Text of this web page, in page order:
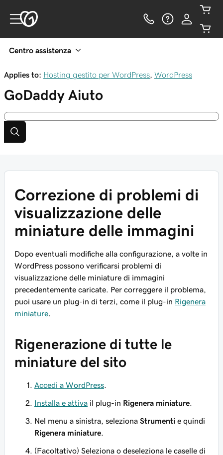
Centro assistenza
Applies to: Hosting gestito per WordPress WordPress
GoDaddy Aiuto
Correzione di problemi di
visualizzazione delle
miniature delle immagini
Dopo eventuali modifiche alla configurazione, a volte in
WordPress possono verificarsi problemi di
visualizzazione delle miniature di immagini
precedentemente caricate. Per correggere il problema,
puoi usare un plug-in di terzi, come il plug-in Rigenera
miniature
Rigenerazione di tutte le
miniature del sito
Accedi a WordPress
Installa e attiva il plug-in Rigenera miniature
Nel menu a sinistra, seleziona Strumenti e quindi
Rigenera miniature
(Facoltativo) Seleziona o deseleziona le caselle di